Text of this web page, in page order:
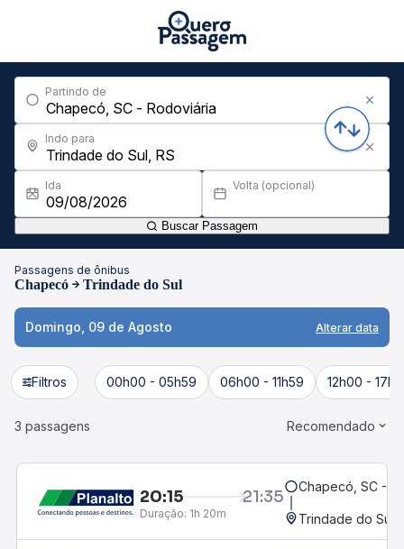
Partindo de
Indo para
Ida Volta (opcional)
Buscar Passagem
Passagens de ônibus
Chapecó Trindade do Sul
Domingo, 09 de Agosto Alterar data
Filtros 00h00 - 05h59 06h00 - 11h59 12h00 -
3 passagens Recomendado
20:15 21:35
Duração: 1h 20m
Chapecó, SC -
Trindade do Sul,